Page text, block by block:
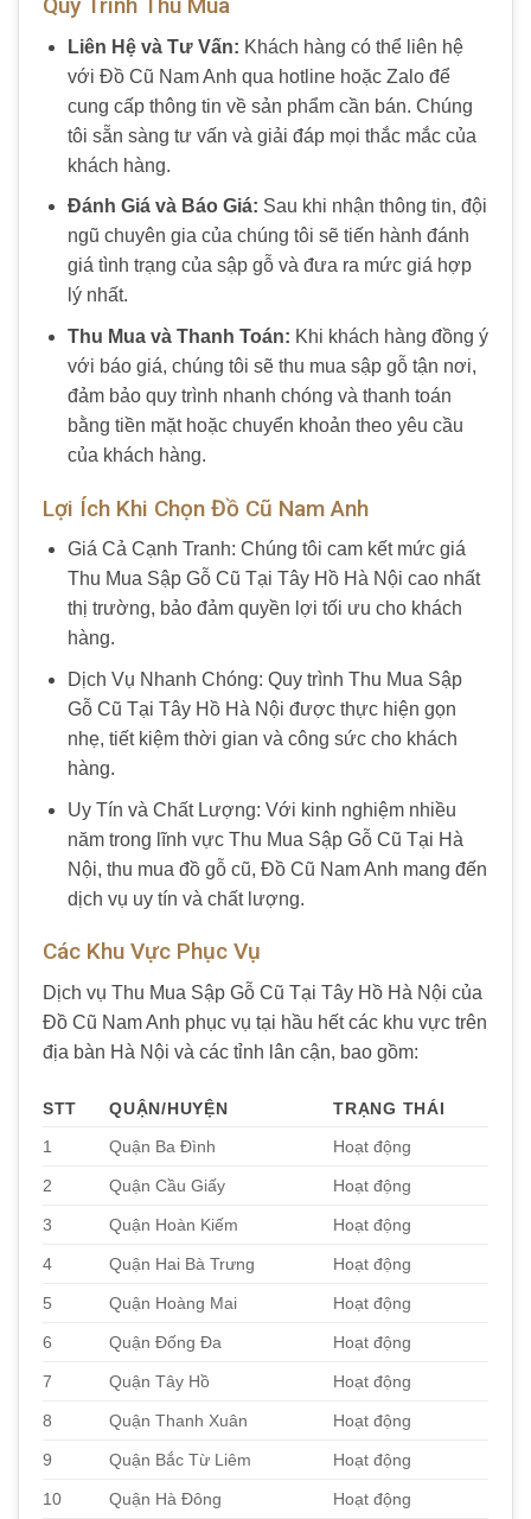
Quy Trình Thu Mua
Liên Hệ và Tư Vấn: Khách hàng có thể liên hệ
với Đồ Cũ Nam Anh qua hotline hoặc Zalo để
cung cấp thông tin về sản phẩm cần bán. Chúng
tôi sẵn sàng tư vấn và giải đáp mọi thắc mắc của
khách hàng.
Đánh Giá và Báo Giá: Sau khi nhận thông tin, đội
ngũ chuyên gia của chúng tôi sẽ tiến hành đánh
giá tình trạng của sập gỗ và đưa ra mức giá hợp
lý nhất.
Thu Mua và Thanh Toán: Khi khách hàng đồng ý
với báo giá, chúng tôi sẽ thu mua sập gỗ tận nơi,
đảm bảo quy trình nhanh chóng và thanh toán
bằng tiền mặt hoặc chuyển khoản theo yêu cầu
của khách hàng.
Lợi Ích Khi Chọn Đồ Cũ Nam Anh
Giá Cả Cạnh Tranh: Chúng tôi cam kết mức giá
Thu Mua Sập Gỗ Cũ Tại Tây Hồ Hà Nội cao nhất
thị trường, bảo đảm quyền lợi tối ưu cho khách
hàng.
Dịch Vụ Nhanh Chóng: Quy trình Thu Mua Sập
Gỗ Cũ Tại Tây Hồ Hà Nội được thực hiện gọn
nhẹ, tiết kiệm thời gian và công sức cho khách
hàng.
Uy Tín và Chất Lượng: Với kinh nghiệm nhiều
năm trong lĩnh vực Thu Mua Sập Gỗ Cũ Tại Hà
Nội, thu mua đồ gỗ cũ, Đồ Cũ Nam Anh mang đến
dịch vụ uy tín và chất lượng.
Các Khu Vực Phục Vụ
Dịch vụ Thu Mua Sập Gỗ Cũ Tại Tây Hồ Hà Nội của
Đồ Cũ Nam Anh phục vụ tại hầu hết các khu vực trên
địa bàn Hà Nội và các tỉnh lân cận, bao gồm:
STT QUẬN/HUYỆN
TRẠNG THÁI
1
Quận Ba Đình Hoạt động
2 Quận Cầu Giấy Hoạt động
3 Quận Hoàn Kiếm Hoạt động
4 Quận Hai Bà Trưng Hoạt động
5 Quận Hoàng Mai Hoạt động
6 Quận Đống Đa Hoạt động
7 Quận Tây Hồ Hoạt động
8 Quận Thanh Xuân Hoạt động
9 Quận Bắc Từ Liêm Hoạt động
10 Quận Hà Đông Hoạt động